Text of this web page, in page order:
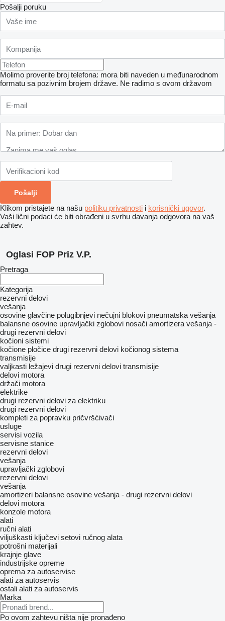
Pošalji poruku
Molimo proverite broj telefona: mora biti naveden u međunarodnom
formatu sa pozivnim brojem države. Ne radimo s ovom državom
Klikom pristajete na našu politiku privatnosti i korisnički ugovor.
Vaši lični podaci će biti obrađeni u svrhu davanja odgovora na vaš
zahtev.
Oglasi FOP Priz V.P.
Pretraga
Kategorija
rezervni delovi
vešanja
osovine glavčine polugibnjevi nečujni blokovi pneumatska vešanja
balansne osovine upravljački zglobovi nosači amortizera vešanja -
drugi rezervni delovi
kočioni sistemi
kočione pločice drugi rezervni delovi kočionog sistema
transmisije
valjkasti ležajevi drugi rezervni delovi transmisije
delovi motora
držači motora
elektrike
drugi rezervni delovi za elektriku
drugi rezervni delovi
kompleti za popravku pričvršćivači
usluge
servisi vozila
servisne stanice
rezervni delovi
vešanja
upravljački zglobovi
rezervni delovi
vešanja
amortizeri balansne osovine vešanja - drugi rezervni delovi
delovi motora
konzole motora
alati
ručni alati
viljuškasti ključevi setovi ručnog alata
potrošni materijali
krajnje glave
industrijske opreme
oprema za autoservise
alati za autoservis
ostali alati za autoservis
Marka
Po ovom zahtevu ništa nije pronađeno